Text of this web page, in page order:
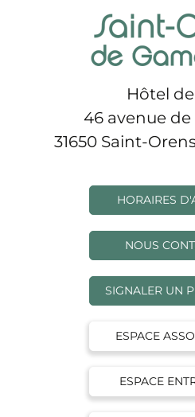
Hôtel
46 avenue
31650 Saint-
HORAIRES
NOUS
SIGNALER UN
ESPACE
ESPACE